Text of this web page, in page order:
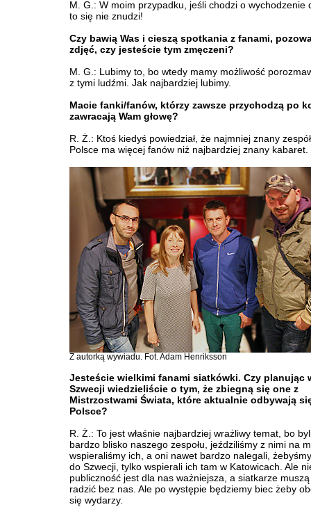
M. G.: W moim przypadku, jeśli chodzi o wychodzenie
to się nie znudzi!
Czy bawią Was i cieszą spotkania z fanami,
zdjęć, czy jesteście tym zmęczeni?
M. G.: Lubimy to, bo wtedy mamy możliwość
z tymi ludźmi. Jak najbardziej lubimy.
Macie fanki/fanów, którzy zawsze przychodzą po
zawracają Wam głowę?
R. Ż.: Ktoś kiedyś powiedział, że najmniej znany
Polsce ma więcej fanów niż najbardziej znany kabaret.
Z autorką wywiadu. Fot. Adam Henriksson
Jesteście wielkimi fanami siatkówki. Czy planując
Szwecji wiedzieliście o tym, że zbiegną się one z
Mistrzostwami Świata, które aktualnie odbywają
Polsce?
R. Ż.: To jest właśnie najbardziej wrażliwy temat, bo
bardzo blisko naszego zespołu, jeździliśmy z nimi na
wspieraliśmy ich, a oni nawet bardzo nalegali,
do Szwecji, tylko wspierali ich tam w Katowicach. Ale
publiczność jest dla nas ważniejsza, a siatkarze
radzić bez nas. Ale po występie będziemy biec żeby
się wydarzy.